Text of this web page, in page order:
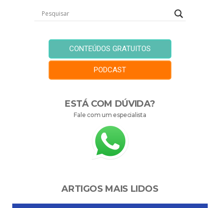
CONTEÚDOS GRATUITOS
PODCAST
ESTÁ COM DÚVIDA?
Fale com um especialista
ARTIGOS MAIS LIDOS